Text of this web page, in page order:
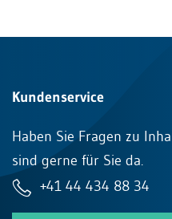
Kundenservice
Haben Sie Fragen zu
sind gerne für Sie da.
+41 44 434 88 34